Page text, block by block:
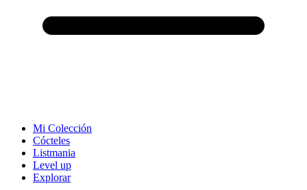
Mi Colección
Cócteles
Listmania
Level up
Explorar